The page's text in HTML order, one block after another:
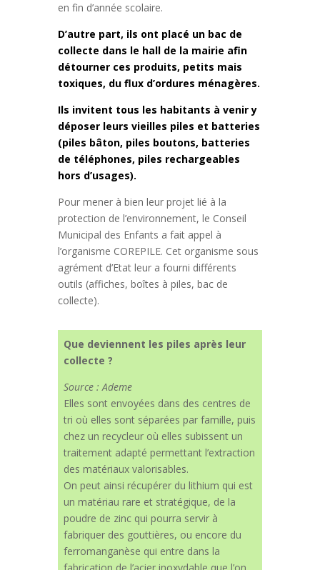
en fin d’année scolaire.
D’autre part, ils ont placé un bac de
collecte dans le hall de la mairie afin
détourner ces produits, petits mais
toxiques, du flux d’ordures ménagères.
Ils invitent tous les habitants à venir y
déposer leurs vieilles piles et batteries
(piles bâton, piles boutons, batteries
de téléphones, piles rechargeables
hors d’usages).
Pour mener à bien leur projet lié à la
protection de l’environnement, le Conseil
Municipal des Enfants a fait appel à
l’organisme COREPILE. Cet organisme sous
agrément d’Etat leur a fourni différents
outils (affiches, boîtes à piles, bac de
collecte).
Que deviennent les piles après leur
collecte ?
Source : Ademe
Elles sont envoyées dans des centres de
tri où elles sont séparées par famille, puis
chez un recycleur où elles subissent un
traitement adapté permettant l’extraction
des matériaux valorisables.
On peut ainsi récupérer du lithium qui est
un matériau rare et stratégique, de la
poudre de zinc qui pourra servir à
fabriquer des gouttières, ou encore du
ferromanganèse qui entre dans la